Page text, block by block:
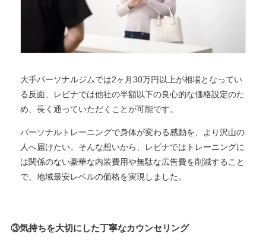
大手パーソナルジムでは2ヶ月30万円以上が相場となってい
る反面、レビナでは他社の半額以下の良心的な価格設定のた
め、長く通っていただくことが可能です。
パーソナルトレーニングで身体が変わる感動を、より沢山の
人へ届けたい。そんな想いから、レビナではトレーニングに
は関係のない豪華な内装費用や無駄な広告費を削減すること
で、地域最安レベルの価格を実現しました。
③気持ちを大切にした丁寧なカウンセリング